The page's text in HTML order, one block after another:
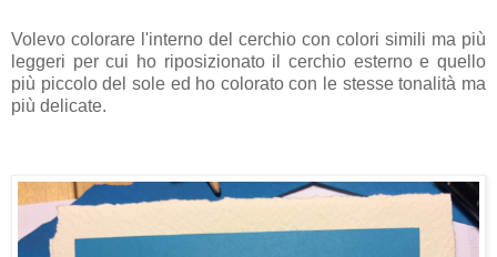
Volevo colorare l'interno del cerchio con colori simili ma più
leggeri per cui ho riposizionato il cerchio esterno e quello
più piccolo del sole ed ho colorato con le stesse tonalità ma
più delicate.